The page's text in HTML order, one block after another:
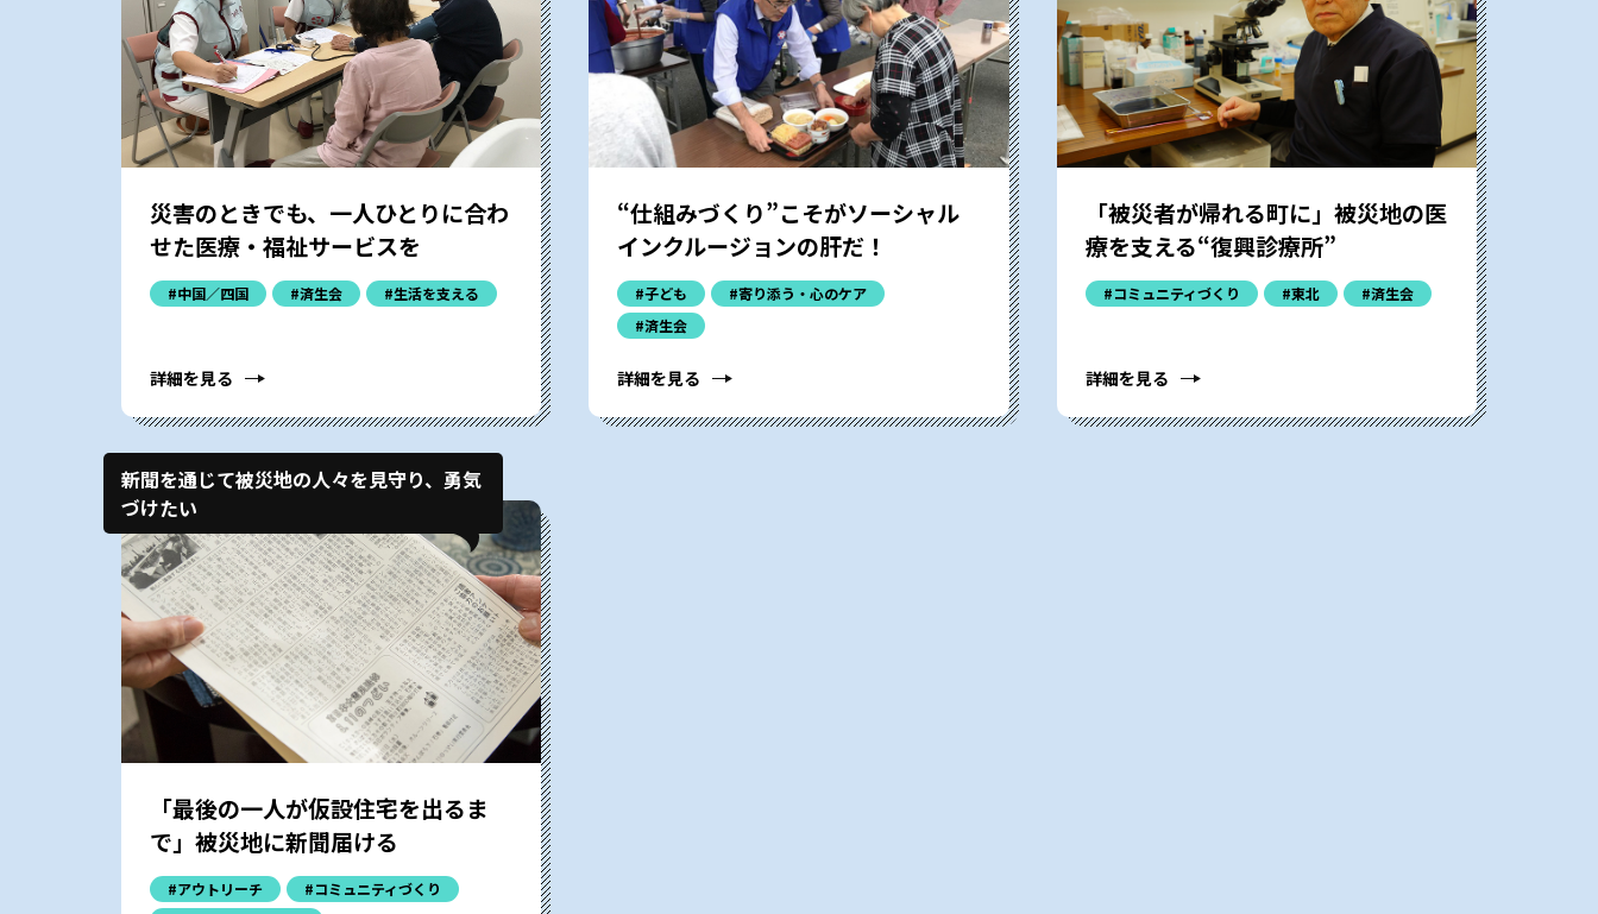
災害のときでも、一人ひとりに合わ
せた医療・福祉サービスを
#中国／四国 #済生会 #生活を支える
詳細を見る
“仕組みづくり”こそがソーシャル
インクルージョンの肝だ！
#子ども
#寄り添う・心のケア
#済生会
詳細を見る
「被災者が帰れる町に」被災地の医
療を支える“復興診療所”
#コミュニティづくり #東北 #済生会
詳細を見る
新聞を通じて被災地の人々を見守り、勇気
づけたい
「最後の一人が仮設住宅を出るま
で」被災地に新聞届ける
#アウトリーチ
#コミュニティづくり